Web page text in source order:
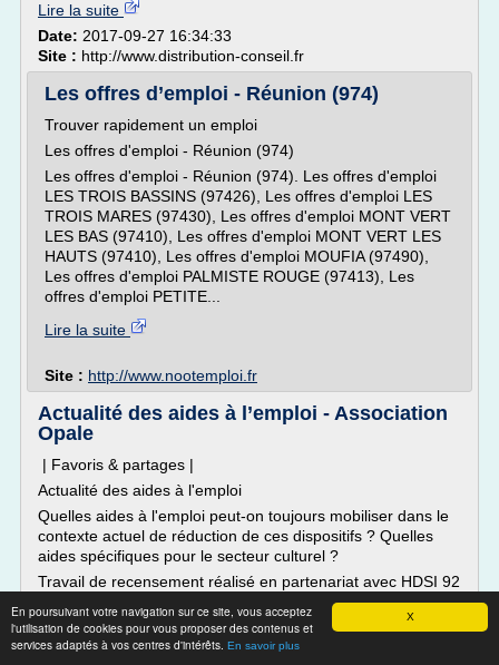
X
En poursuivant votre navigation sur ce site, vous acceptez
l'utilisation de cookies pour vous proposer des contenus et
services adaptés à vos centres d'intérêts. En savoir plus
Lire la suite
Date: 2017-09-27 16:34:33
Site : http://www.distribution-conseil.fr
Les offres d’emploi - Réunion (974)
Trouver rapidement un emploi
Les offres d'emploi - Réunion (974)
Les offres d'emploi - Réunion (974). Les offres d'emploi
LES TROIS BASSINS (97426), Les offres d'emploi LES
TROIS MARES (97430), Les offres d'emploi MONT VERT
LES BAS (97410), Les offres d'emploi MONT VERT LES
HAUTS (97410), Les offres d'emploi MOUFIA (97490),
Les offres d'emploi PALMISTE ROUGE (97413), Les
offres d'emploi PETITE...
Lire la suite
Site : http://www.nootemploi.fr
Actualité des aides à l’emploi - Association
Opale
| Favoris & partages |
Actualité des aides à l'emploi
Quelles aides à l'emploi peut-on toujours mobiliser dans le
contexte actuel de réduction de ces dispositifs ? Quelles
aides spécifiques pour le secteur culturel ?
Travail de recensement réalisé en partenariat avec HDSI 92
et l'Ufisc dans le cadre de sa mission de structuration
professionnelle, et de ressource pour les DLA - mars...
Lire la suite